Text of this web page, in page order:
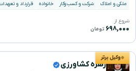
ملکی و املاک شرکت و کسب‌وکار خانواده قرارداد و
شروع از
۶۹۸,۰۰۰ تومان
وکیل برتر
زهره کشاورزی